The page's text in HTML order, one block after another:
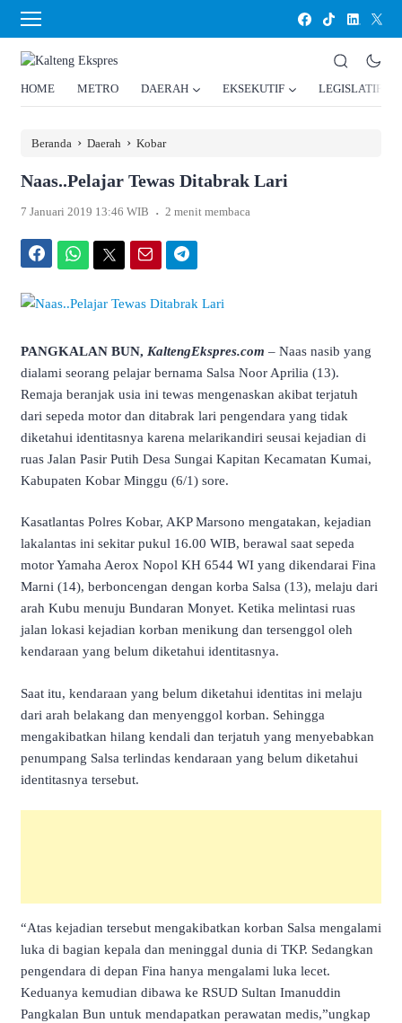
HOME METRO DAERAH EKSEKUTIF LEGISLATIF
Beranda › Daerah › Kobar
Naas..Pelajar Tewas Ditabrak Lari
7 Januari 2019 13:46 WIB . 2 menit membaca
PANGKALAN BUN, KaltengEkspres.com – Naas nasib yang
dialami seorang pelajar bernama Salsa Noor Aprilia (13).
Remaja beranjak usia ini tewas mengenaskan akibat terjatuh
dari sepeda motor dan ditabrak lari pengendara yang tidak
diketahui identitasnya karena melarikandiri seusai kejadian di
ruas Jalan Pasir Putih Desa Sungai Kapitan Kecamatan Kumai,
Kabupaten Kobar Minggu (6/1) sore.
Kasatlantas Polres Kobar, AKP Marsono mengatakan, kejadian
lakalantas ini sekitar pukul 16.00 WIB, berawal saat sepeda
motor Yamaha Aerox Nopol KH 6544 WI yang dikendarai Fina
Marni (14), berboncengan dengan korba Salsa (13), melaju dari
arah Kubu menuju Bundaran Monyet. Ketika melintasi ruas
jalan lokasi kejadian korban menikung dan tersenggol oleh
kendaraan yang belum diketahui identitasnya.
Saat itu, kendaraan yang belum diketahui identitas ini melaju
dari arah belakang dan menyenggol korban. Sehingga
mengakibatkan hilang kendali dan terjatuh yang menyebabkan
penumpang Salsa terlindas kendaraan yang belum diketahui
identitasnya tersebut.
“Atas kejadian tersebut mengakibatkan korban Salsa mengalami
luka di bagian kepala dan meninggal dunia di TKP. Sedangkan
pengendara di depan Fina hanya mengalami luka lecet.
Keduanya kemudian dibawa ke RSUD Sultan Imanuddin
Pangkalan Bun untuk mendapatkan perawatan medis,”ungkap